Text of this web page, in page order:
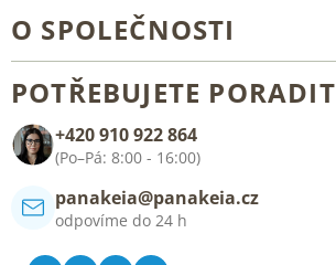
Velkoobchod a spolupráce
Všeobecné obchodní podmínky
O SPOLEČNOSTI
Kontakt
POTŘEBUJETE
+420 910 922 864
(Po–Pá: 8:00 - 16:00)
panakeia@panakeia.cz
odpovíme do 24 h